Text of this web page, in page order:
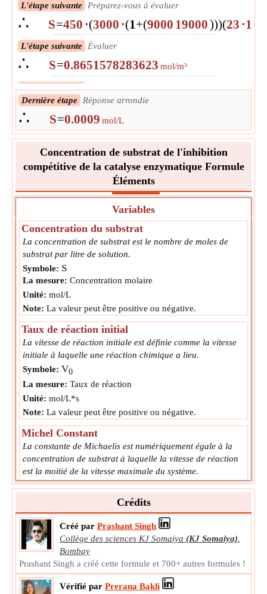
L'étape suivante Préparez-vous à évaluer
∴ S=450 ⋅(3000 ⋅(1+(9000 19000)))(23 ⋅
L'étape suivante Évaluer
∴ S=0.8651578283623 mol/m³
L'étape suivante Convertir en unité de sortie
∴ S=0.0008651578283623
Dernière étape Réponse arrondie
∴ S=0.0009 mol/L
Concentration de substrat de l'inhibition
compétitive de la catalyse enzymatique Formule
Éléments
Variables
Concentration du substrat
La concentration de substrat est le nombre de moles de
substrat par litre de solution.
Symbole: S
La mesure: Concentration molaire
Unité: mol/L
Note: La valeur peut être positive ou négative.
Taux de réaction initial
La vitesse de réaction initiale est définie comme la vitesse
initiale à laquelle une réaction chimique a lieu.
Symbole: V0
La mesure: Taux de réaction
Unité: mol/L*s
Note: La valeur peut être positive ou négative.
Michel Constant
La constante de Michaelis est numériquement égale à la
concentration de substrat à laquelle la vitesse de réaction
est la moitié de la vitesse maximale du système.
Symbole: KM
Concentration molaire
Unité:mol/L
Note:La valeur peut être positive ou négative.
Concentration d'inhibiteur
La concentration d'inhibiteur est définie comme le nombre
de moles d'inhibiteur présentes par litre de solution du
système.
Crédits
Créé par Prashant Singh
Collège des sciences KJ Somaiya (KJ Somaiya),
Bombay
Prashant Singh a créé cette formule et 700+ autres formules !
Vérifié par Prerana Bakli